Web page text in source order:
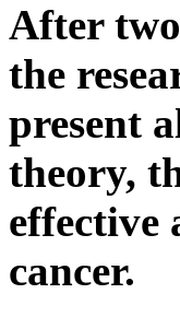
After
the
present
theory,
effective
cancer.